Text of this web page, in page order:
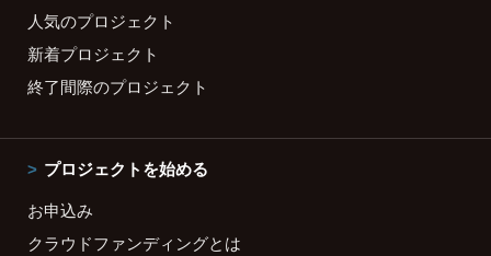
人気のプロジェクト
新着プロジェクト
終了間際のプロジェクト
プロジェクトを始める
お申込み
クラウドファンディングとは